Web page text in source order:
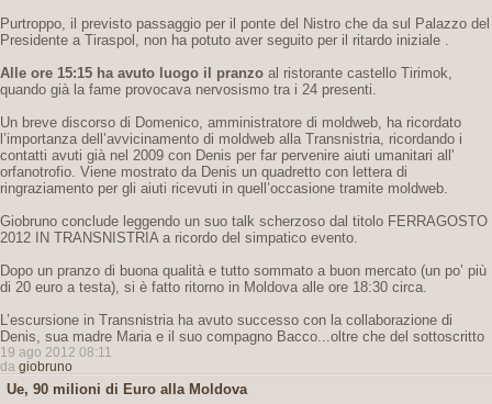
Purtroppo, il previsto passaggio per il ponte del Nistro che da sul Palazzo del
Presidente a Tiraspol, non ha potuto aver seguito per il ritardo iniziale .
Alle ore 15:15 ha avuto luogo il pranzo al ristorante castello Tirimok,
quando già la fame provocava nervosismo tra i 24 presenti.
Un breve discorso di Domenico, amministratore di moldweb, ha ricordato
l’importanza dell’avvicinamento di moldweb alla Transnistria, ricordando i
contatti avuti già nel 2009 con Denis per far pervenire aiuti umanitari all'
orfanotrofio. Viene mostrato da Denis un quadretto con lettera di
ringraziamento per gli aiuti ricevuti in quell’occasione tramite moldweb.
Giobruno conclude leggendo un suo talk scherzoso dal titolo FERRAGOSTO
2012 IN TRANSNISTRIA a ricordo del simpatico evento.
Dopo un pranzo di buona qualità e tutto sommato a buon mercato (un po’ più
di 20 euro a testa), si è fatto ritorno in Moldova alle ore 18:30 circa.
L’escursione in Transnistria ha avuto successo con la collaborazione di
Denis, sua madre Maria e il suo compagno Bacco...oltre che del sottoscritto
19 ago 2012 08:11
da giobruno
Ue, 90 milioni di Euro alla Moldova